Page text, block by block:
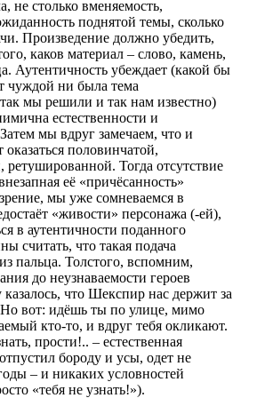
не столько вменяемость,
поднятой темы, сколько
Произведение должно убедить,
каков материал – слово, камень,
Аутентичность убеждает (какой бы
чуждой ни была тема
мы решили и так нам известно)
естественности и
мы вдруг замечаем, что и
половинчатой,
ретушированной. Тогда отсутствие
её «причёсанность»
мы уже сомневаемся в
«живости» персонажа (-ей),
в аутентичности поданного
считать, что такая подача
пальца. Толстого, вспомним,
до неузнаваемости героев
что Шекспир нас держит за
вот: идёшь ты по улице, мимо
кто-то, и вдруг тебя окликают.
прости!.. – естественная
бороду и усы, одет не
– и никаких условностей
«тебя не узнать!»).